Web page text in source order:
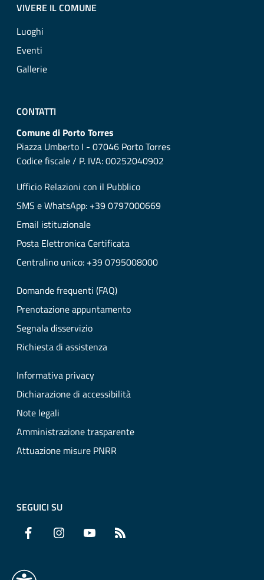
VIVERE IL COMUNE
Luoghi
Eventi
Gallerie
CONTATTI
Comune di Porto Torres
Piazza Umberto I - 07046 Porto Torres
Codice fiscale / P. IVA: 00252040902
Ufficio Relazioni con il Pubblico
SMS e WhatsApp: +39 0797000669
Email istituzionale
Posta Elettronica Certificata
Centralino unico: +39 0795008000
Domande frequenti (FAQ)
Prenotazione appuntamento
Segnala disservizio
Richiesta di assistenza
Informativa privacy
Dichiarazione di accessibilità
Note legali
Amministrazione trasparente
Attuazione misure PNRR
SEGUICI SU
Facebook Instagram YouTube